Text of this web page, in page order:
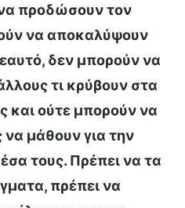
προδώσουν τον
να αποκαλύψουν
δεν μπορούν να
τι κρύβουν στα
και ούτε μπορούν να
μάθουν για την
τους. Πρέπει να τα
πρέπει να